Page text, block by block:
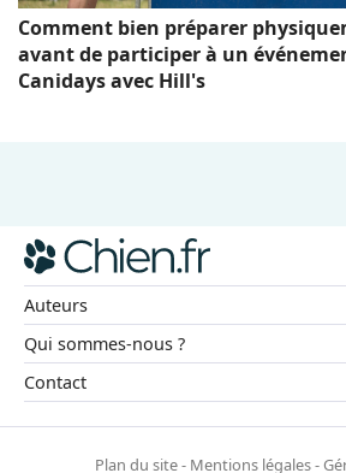
Comment bien préparer
avant de participer à un
Canidays avec Hill's
Auteurs
Qui sommes-nous ?
Contact
Plan du site- Mentions légales-